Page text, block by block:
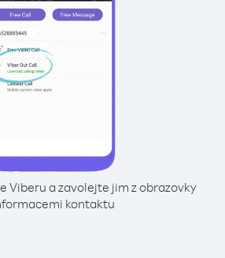
Viberu a zavolejte jim z obrazovky
kontaktu